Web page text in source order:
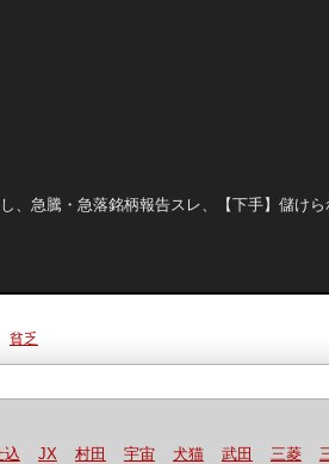
、急騰・急落銘柄報告スレ、【下手】儲け
貧乏
JX 村田 宇宙 犬猫 武田 三菱 三